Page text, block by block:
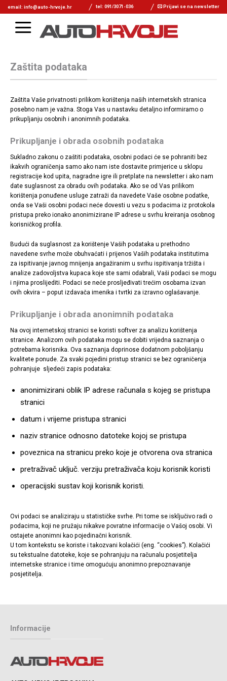
email: info@auto-hrvoje.hr tel: 091/3071-036 Prijavi se na newsletter
Zaštita podataka
Zaštita Vaše privatnosti prilikom korištenja naših internetskih stranica
posebno nam je važna. Stoga Vas u nastavku detaljno informiramo o
prikupljanju osobnih i anonimnih podataka.
Prikupljanje i obrada osobnih podataka
Sukladno zakonu o zaštiti podataka, osobni podaci će se pohraniti bez
ikakvih ograničenja samo ako nam iste dostavite primjerice u sklopu
registracije kod upita, nagradne igre ili pretplate na newsletter i ako nam
date suglasnost za obradu ovih podataka. Ako se od Vas prilikom
korištenja ponuđene usluge zatraži da navedete Vaše osobne podatke,
onda se Vaši osobni podaci neće dovesti u vezu s podacima iz protokola
pristupa preko ionako anonimizirane IP adrese u svrhu kreiranja osobnog
korisničkog profila.
Budući da suglasnost za korištenje Vaših podataka u prethodno
navedene svrhe može obuhvaćati i prijenos Vaših podataka institutima
za ispitivanje javnog mnijenja angažiranim u svrhu ispitivanja tržišta i
analize zadovoljstva kupaca koje ste sami odabrali, Vaši podaci se mogu
i njima proslijediti. Podaci se neće prosljeđivati trećim osobama izvan
ovih okvira – poput izdavača imenika i tvrtki za izravno oglašavanje.
Prikupljanje i obrada anonimnih podataka
Na ovoj internetskoj stranici se koristi softver za analizu korištenja
stranice. Analizom ovih podataka mogu se dobiti vrijedna saznanja o
potrebama korisnika. Ova saznanja doprinose dodatnom poboljšanju
kvalitete ponude. Za svaki pojedini pristup stranici se bez ograničenja
pohranjuje sljedeći zapis podataka:
anonimizirani oblik IP adrese računala s kojeg se pristupa
stranici
datum i vrijeme pristupa stranici
naziv stranice odnosno datoteke kojoj se pristupa
poveznica na stranicu preko koje je otvorena ova stranica
pretraživač uključ. verziju pretraživača koju korisnik koristi
operacijski sustav koji korisnik koristi.
Ovi podaci se analiziraju u statističke svrhe. Pri tome se isključivo radi o
podacima, koji ne pružaju nikakve povratne informacije o Vašoj osobi. Vi
ostajete anonimni kao pojedinačni korisnik.
U tom kontekstu se koriste i takozvani kolačići (eng. “cookies”). Kolačići
su tekstualne datoteke, koje se pohranjuju na računalu posjetitelja
internetske stranice i time omogućuju anonimno prepoznavanje
posjetitelja.
Informacije